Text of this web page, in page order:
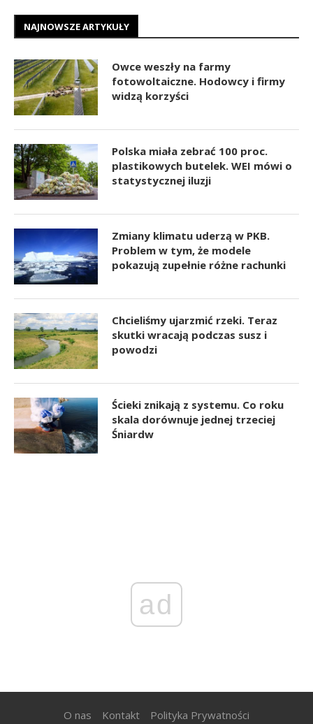
NAJNOWSZE ARTYKUŁY
Owce weszły na farmy
fotowoltaiczne. Hodowcy i firmy
widzą korzyści
Polska miała zebrać 100 proc.
plastikowych butelek. WEI mówi o
statystycznej iluzji
Zmiany klimatu uderzą w PKB.
Problem w tym, że modele
pokazują zupełnie różne rachunki
Chcieliśmy ujarzmić rzeki. Teraz
skutki wracają podczas susz i
powodzi
Ścieki znikają z systemu. Co roku
skala dorównuje jednej trzeciej
Śniardw
ad
O nas Kontakt Polityka Prywatności